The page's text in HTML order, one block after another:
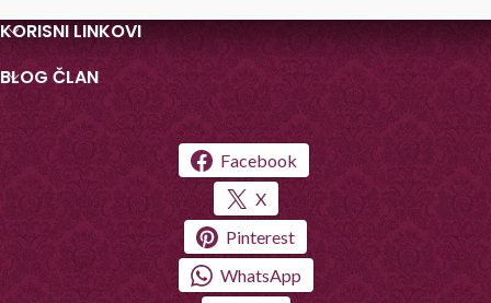
KORISNI LINKOVI
BLOG ČLAN
Facebook
X
Pinterest
WhatsApp